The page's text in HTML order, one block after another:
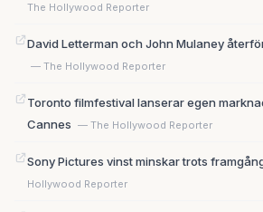
The Hollywood Reporter
David Letterman och John Mulaney
— The Hollywood Reporter
Toronto filmfestival lanserar egen
Cannes — The Hollywood Reporter
Sony Pictures vinst minskar trots
Hollywood Reporter